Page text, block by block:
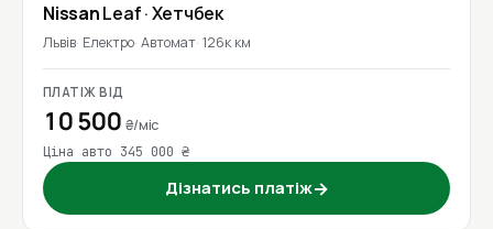
NissanLeaf· Хетчбек
Львів Електро Автомат 126к км
ПЛАТІЖ ВІД
10 500 ₴/міс
Ціна авто 345 000 ₴
Дізнатись платіж→